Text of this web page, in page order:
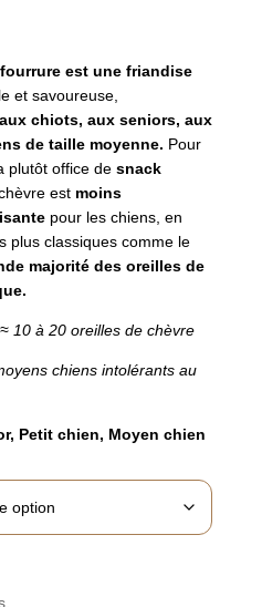
27,00 €est une friandise
et savoureuse,
chiots, aux seniors, aux
de taille moyenne. Pour
plutôt office de snack
est moins
pour les chiens, en
plus classiques comme le
majorité des oreilles de
10 à 20 oreilles de chèvre
chiens intolérants au
Petit chien, Moyen chien